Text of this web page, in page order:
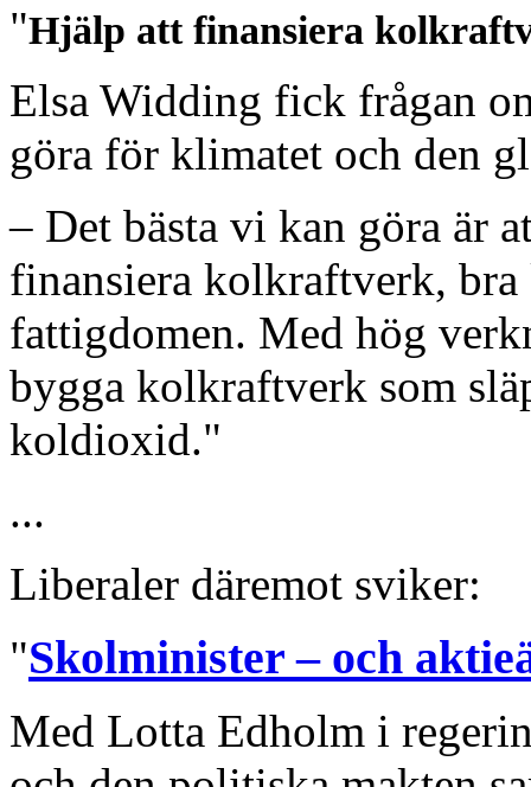
"Hjälp att finansiera
Elsa Widding fick frågan
göra för klimatet och den
– Det bästa vi kan göra är
finansiera kolkraftverk,
fattigdomen. Med hög
bygga kolkraftverk som
koldioxid."
...
Liberaler däremot sviker:
"Skolminister – och
Med Lotta Edholm i